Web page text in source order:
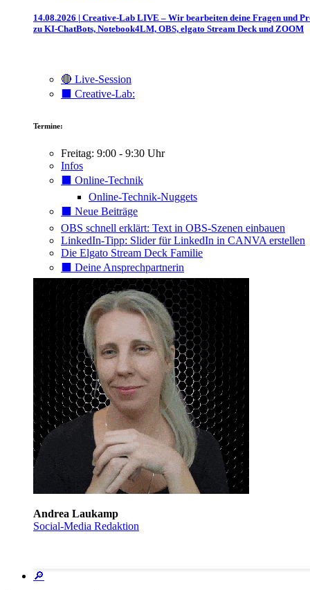
14.08.2026 | Creative-Lab LIVE – Wir bearbeiten deine Fragen und
zu KI-ChatBots, Notebook4LM, OBS, elgato Stream Deck und ZOOM
🔴 Live-Session
⬛️ Creative-Lab:
Termine:
Freitag: 9:00 - 9:30 Uhr
Infos
⬛️ Online-Technik
Online-Technik-Nuggets
⬛️ Neue Beiträge
OBS schnell erklärt: Text in OBS-Szenen einbauen
LinkedIn-Tipp: Slider für LinkedIn in CANVA erstellen
Die Elgato Stream Deck Familie
⬛️ Deine Ansprechpartnerin
Andrea Laukamp
Social-Media Redaktion
🔎